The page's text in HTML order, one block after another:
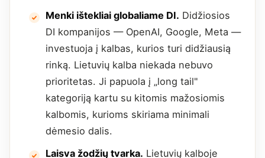
Menki ištekliai globaliame DI. Didžiosios
DI kompanijos — OpenAI, Google, Meta —
investuoja į kalbas, kurios turi didžiausią
rinką. Lietuvių kalba niekada nebuvo
prioritetas. Ji papuola į „long tail"
kategoriją kartu su kitomis mažosiomis
kalbomis, kurioms skiriama minimali
dėmesio dalis.
Laisva žodžių tvarka. Lietuvių kalboje